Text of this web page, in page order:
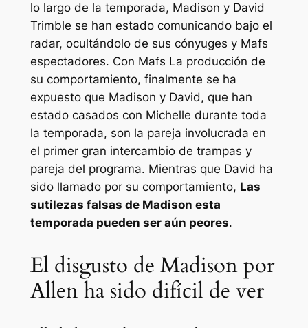
lo largo de la temporada, Madison y David
Trimble se han estado comunicando bajo el
radar, ocultándolo de sus cónyuges y Mafs
espectadores. Con Mafs La producción de
su comportamiento, finalmente se ha
expuesto que Madison y David, que han
estado casados ​​con Michelle durante toda
la temporada, son la pareja involucrada en
el primer gran intercambio de trampas y
pareja del programa. Mientras que David ha
sido llamado por su comportamiento, Las
sutilezas falsas de Madison esta
temporada pueden ser aún peores.
El disgusto de Madison por
Allen ha sido difícil de ver